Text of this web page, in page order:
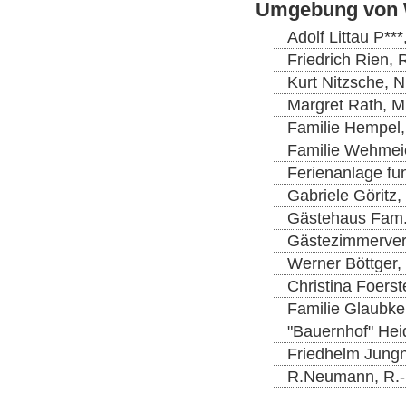
Umgebung von
Adolf Littau
Friedrich Rien,
Kurt Nitzsche,
Margret Rath,
Familie
Familie
Ferienanlage
Gabriele
Gästehaus
Werner
Christina
Familie
"Bauernhof"
Friedhelm
R.Neumann,